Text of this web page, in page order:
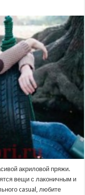
акриловой пряжи.
вещи с лаконичным и
casual, любите